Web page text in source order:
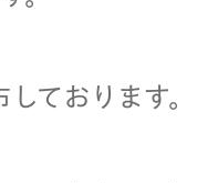
ております。